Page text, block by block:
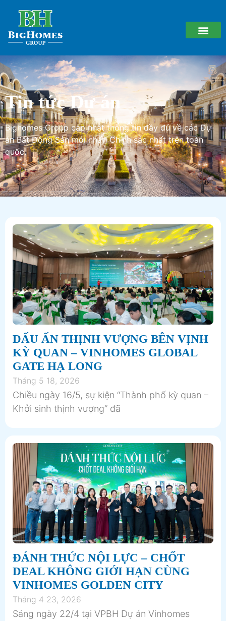
Tin tức Dự án
Bighomes Group cập nhật thông tin đầy đủ về các Dự
án Bất Động Sản mới nhất, Chính sác nhất trên toàn
quốc.
DẤU ẤN THỊNH VƯỢNG BÊN VỊNH
KỲ QUAN – VINHOMES GLOBAL
GATE HẠ LONG
Tháng 5 18, 2026
Chiều ngày 16/5, sự kiện “Thành phố kỳ quan –
Khởi sinh thịnh vượng” đã
ĐÁNH THỨC NỘI LỰC – CHỐT
DEAL KHÔNG GIỚI HẠN CÙNG
VINHOMES GOLDEN CITY
Tháng 4 23, 2026
Sáng ngày 22/4 tại VPBH Dự án Vinhomes